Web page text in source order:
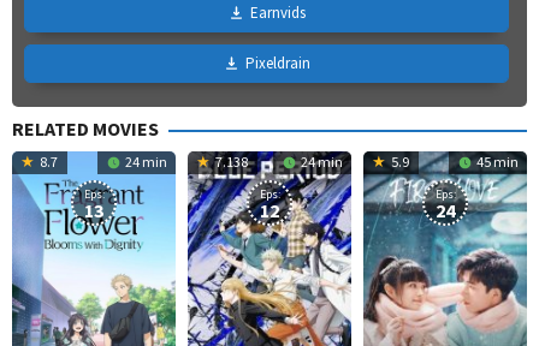
Earnvids
Pixeldrain
RELATED MOVIES
8.7 24 min
Eps:
13
7.138 24 min
Eps:
12
5.9 45 min
Eps:
24